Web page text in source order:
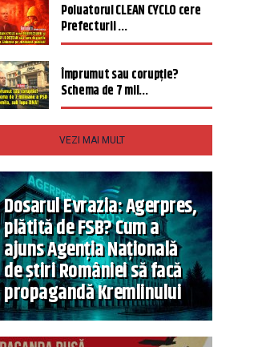
Poluatorul CLEAN CYCLO cere
Prefecturii ...
Împrumut sau corupție?
Schema de 7 mil...
VEZI MAI MULT
Dosarul Evrazia: Agerpres,
plătită de FSB? Cum a
ajuns Agenția Națională
de știri României să facă
propagandă Kremlinului